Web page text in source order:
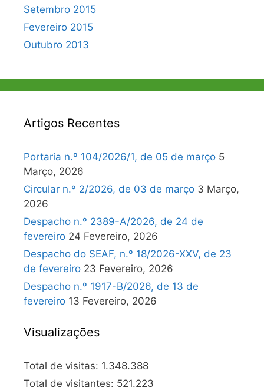
Setembro 2015
Fevereiro 2015
Outubro 2013
Artigos Recentes
Portaria n.º 104/2026/1, de 05 de março 5
Março, 2026
Circular n.º 2/2026, de 03 de março 3 Março,
2026
Despacho n.º 2389-A/2026, de 24 de
fevereiro 24 Fevereiro, 2026
Despacho do SEAF, n.º 18/2026-XXV, de 23
de fevereiro 23 Fevereiro, 2026
Despacho n.º 1917-B/2026, de 13 de
fevereiro 13 Fevereiro, 2026
Visualizações
Total de visitas: 1.348.388
Total de visitantes: 521.223